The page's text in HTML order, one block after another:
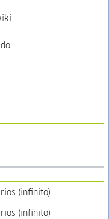
(infinito)
(infinito)